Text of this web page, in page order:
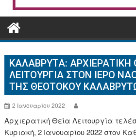
ΚΑΛΑΒΡΥΤΑ: ΑΡΧΙΕΡΑΤΙΚΉ
ΛΕΙΤΟΥΡΓΊΑ ΣΤΟΝ ΙΕΡΌ
ΤΗΣ ΘΕΟΤΌΚΟΥ
2 Ιανουαρίου 2022
Αρχιερατική Θεία Λειτουργία
Κυριακή, 2 Ιανουαρίου 2022 στoν